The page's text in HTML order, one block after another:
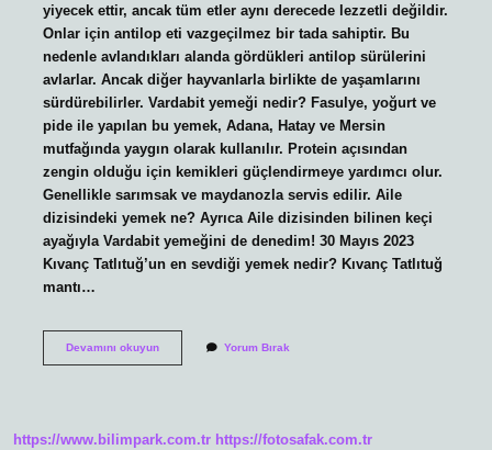
yiyecek ettir, ancak tüm etler aynı derecede lezzetli değildir.
Onlar için antilop eti vazgeçilmez bir tada sahiptir. Bu
nedenle avlandıkları alanda gördükleri antilop sürülerini
avlarlar. Ancak diğer hayvanlarla birlikte de yaşamlarını
sürdürebilirler. Vardabit yemeği nedir? Fasulye, yoğurt ve
pide ile yapılan bu yemek, Adana, Hatay ve Mersin
mutfağında yaygın olarak kullanılır. Protein açısından
zengin olduğu için kemikleri güçlendirmeye yardımcı olur.
Genellikle sarımsak ve maydanozla servis edilir. Aile
dizisindeki yemek ne? Ayrıca Aile dizisinden bilinen keçi
ayağıyla Vardabit yemeğini de denedim! 30 Mayıs 2023
Kıvanç Tatlıtuğ’un en sevdiği yemek nedir? Kıvanç Tatlıtuğ
mantı…
Devamını okuyunAile
Yorum Bırak
https://www.bilimpark.com.tr https://fotosafak.com.tr